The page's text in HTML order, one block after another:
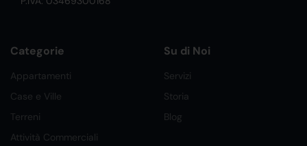
Categorie
Appartamenti
Case e Ville
Terreni
Attività Commerciali
Su di Noi
Servizi
Storia
Blog